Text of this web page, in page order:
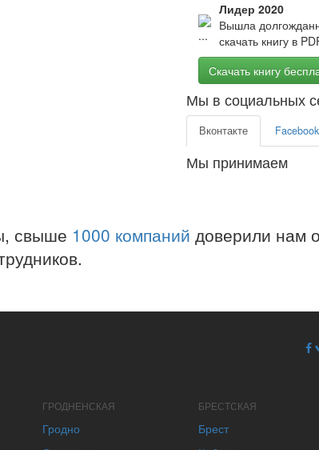
Лидер 2020
Вышла
скачать книгу в
Скачать книгу
Мы в социальных
Вконтакте Facebook
Мы принимаем
свыше 1000 компаний доверили нам
ГРОДНЕНСКАЯ
Гродно
БРЕСТСКАЯ
Брест